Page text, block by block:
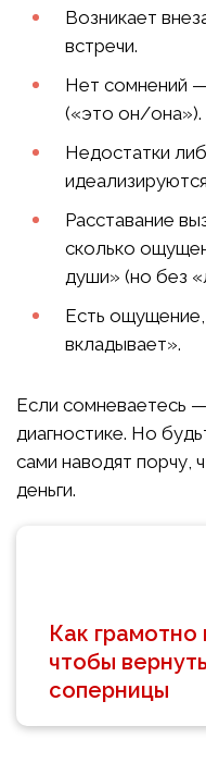
Возникает
встречи.
Нет сомнений
(«это он/она»).
Недостатки
Расставание
сколько
души» (но без
Есть
вкладывает».
Если сомневаетесь
диагностике. Но
сами наводят порчу,
деньги.
Как грамотно
чтобы
соперницы